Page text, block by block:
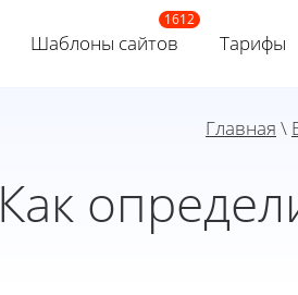
Шаблоны сайтов Тарифы
Главная \
Как